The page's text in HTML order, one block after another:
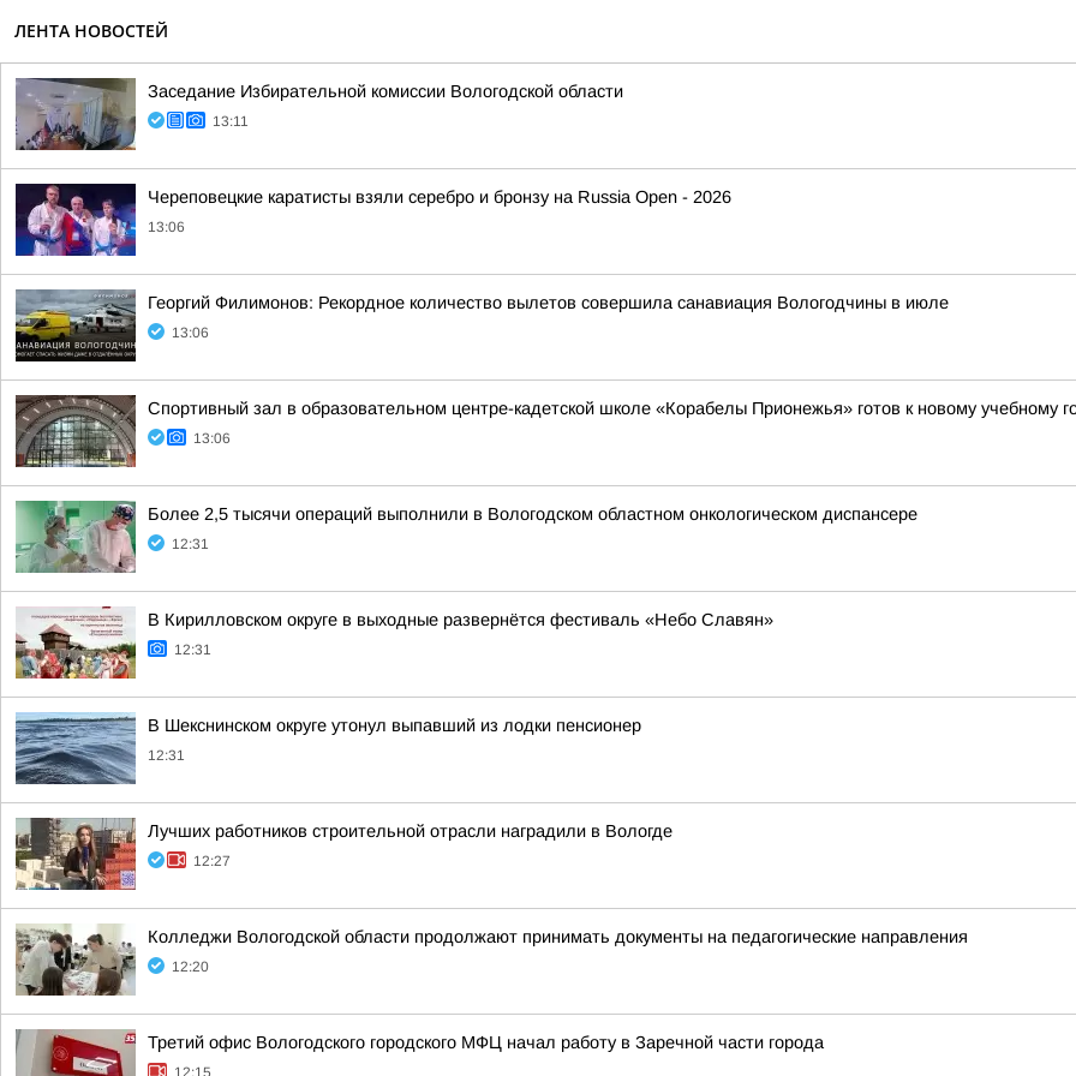
ЛЕНТА НОВОСТЕЙ
Заседание Избирательной комиссии Вологодской области
13:11
Череповецкие каратисты взяли серебро и бронзу на Russia Open - 2026
13:06
Георгий Филимонов: Рекордное количество вылетов совершила санавиация Вологодчины в июле
13:06
Спортивный зал в образовательном центре-кадетской школе «Корабелы Прионежья» готов к новому учебному
13:06
Более 2,5 тысячи операций выполнили в Вологодском областном онкологическом диспансере
12:31
В Кирилловском округе в выходные развернётся фестиваль «Небо Славян»
12:31
В Шекснинском округе утонул выпавший из лодки пенсионер
12:31
Лучших работников строительной отрасли наградили в Вологде
12:27
Колледжи Вологодской области продолжают принимать документы на педагогические направления
12:20
Третий офис Вологодского городского МФЦ начал работу в Заречной части города
12:15